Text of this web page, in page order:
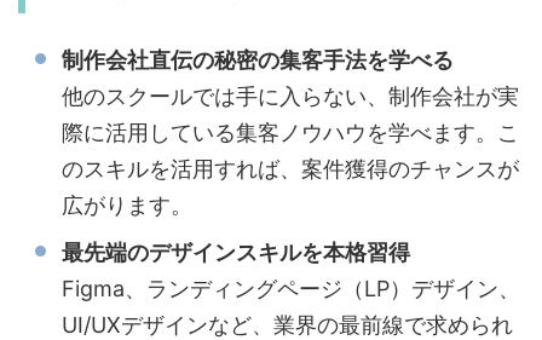
制作会社直伝の秘密の集客手法を学べる
他のスクールでは手に入らない、制作会社が実
際に活用している集客ノウハウを学べます。こ
のスキルを活用すれば、案件獲得のチャンスが
広がります。
最先端のデザインスキルを本格習得
Figma、ランディングページ（LP）デザイン、
UI/UXデザインなど、業界の最前線で求められ